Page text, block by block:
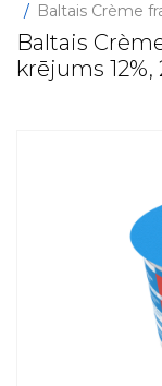
/ Baltais Crème
Baltais
krējums 12%,